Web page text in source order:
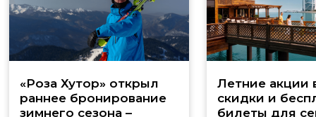
«Роза Хутор» открыл
раннее бронирование
зимнего сезона –
Летние акции
скидки и
билеты для